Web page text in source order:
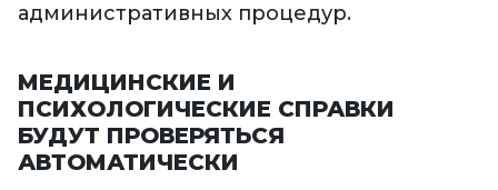
административных процедур.
МЕДИЦИНСКИЕ И
ПСИХОЛОГИЧЕСКИЕ СПРАВКИ
БУДУТ ПРОВЕРЯТЬСЯ
АВТОМАТИЧЕСКИ